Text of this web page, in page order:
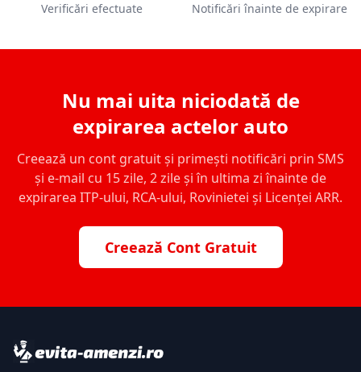
Verificări efectuate Notificări înainte de expirare
Nu mai uita niciodată de
expirarea actelor auto
Creează un cont gratuit și primești notificări prin SMS
și e-mail cu 15 zile, 2 zile și în ultima zi înainte de
expirarea ITP-ului, RCA-ului, Rovinietei și Licenței ARR.
Creează Cont Gratuit